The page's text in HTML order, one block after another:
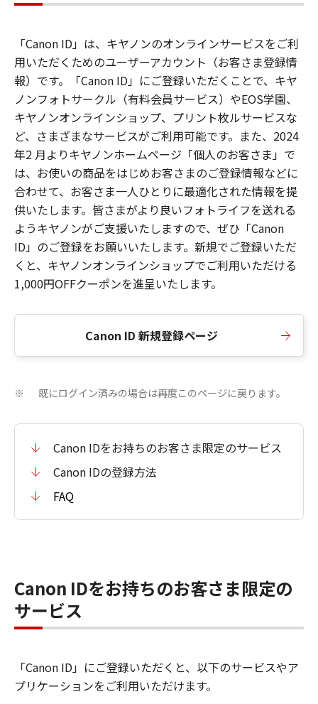
「Canon ID」は、キヤノンのオンラインサービスをご利
用いただくためのユーザーアカウント（お客さま登録情
報）です。「Canon ID」にご登録いただくことで、キヤ
ノンフォトサークル（有料会員サービス）やEOS学園、
キヤノンオンラインショップ、プリント枚ルサービスな
ど、さまざまなサービスがご利用可能です。また、2024
年2 月よりキヤノンホームページ「個人のお客さま」で
は、お使いの商品をはじめお客さまのご登録情報などに
合わせて、お客さま一人ひとりに最適化された情報を提
供いたします。皆さまがより良いフォトライフを送れる
ようキヤノンがご支援いたしますので、ぜひ「Canon
ID」のご登録をお願いいたします。新規でご登録いただ
くと、キヤノンオンラインショップでご利用いただける
1,000円OFFクーポンを進呈いたします。
Canon ID 新規登録ページ
※ 既にログイン済みの場合は再度このページに戻ります。
Canon IDをお持ちのお客さま限定のサービス
Canon IDの登録方法
FAQ
Canon IDをお持ちのお客さま限定の
サービス
「Canon ID」にご登録いただくと、以下のサービスやア
プリケーションをご利用いただけます。